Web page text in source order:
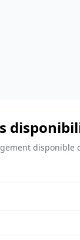
disponible